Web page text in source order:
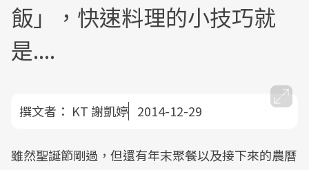
飯」，快速料理的小技巧就
是....
撰文者： KT 謝凱婷 2014-12-29
雖然聖誕節剛過，但還有年末聚餐以及接下來的農曆